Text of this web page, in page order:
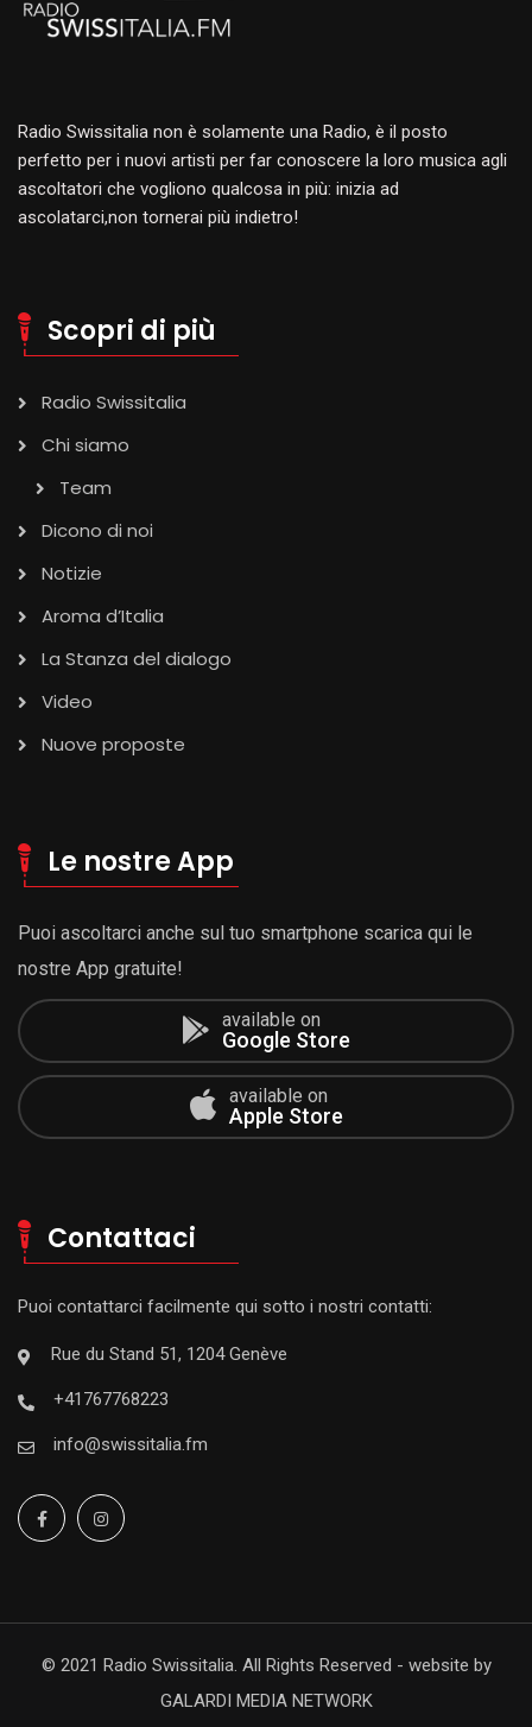
Radio Swissitalia non è solamente una Radio, è il posto
perfetto per i nuovi artisti per far conoscere la loro musica agli
ascoltatori che vogliono qualcosa in più: inizia ad
ascolatarci,non tornerai più indietro!
Scopri di più
Radio Swissitalia
Chi siamo
Team
Dicono di noi
Notizie
Aroma d’Italia
La Stanza del dialogo
Video
Nuove proposte
Le nostre App
Puoi ascoltarci anche sul tuo smartphone scarica qui le
nostre App gratuite!
available on
Google Store
available on
Apple Store
Contattaci
Puoi contattarci facilmente qui sotto i nostri contatti:
Rue du Stand 51, 1204 Genève
+41767768223
info@swissitalia.fm
© 2021 Radio Swissitalia. All Rights Reserved - website by
GALARDI MEDIA NETWORK